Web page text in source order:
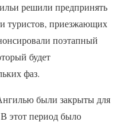
решили предпринять
туристов, приезжающих
поэтапный
будет
фаз.
были закрыты для
этот период было